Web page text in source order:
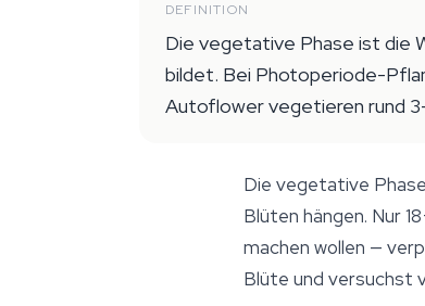
DEFINITION
Die vegetative Phase ist die
bildet. Bei Photoperiode-
Autoflower vegetieren rund
Die vegetative
Blüten hängen. Nur
machen wollen —
Blüte und versuchst